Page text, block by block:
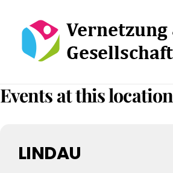
content
Events at this location
LINDAU